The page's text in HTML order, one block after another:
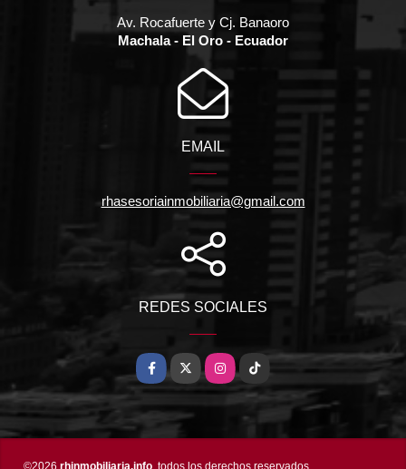
Av. Rocafuerte y Cj. Banaoro
Machala - El Oro - Ecuador
EMAIL
rhasesoriainmobiliaria@gmail.com
REDES SOCIALES
Facebook
X Instagram
TikTok